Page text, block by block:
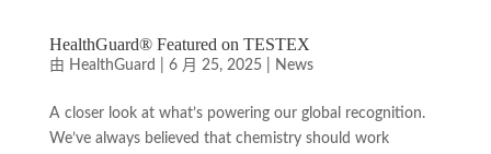
HealthGuard® Featured on TESTEX
由 HealthGuard 6 月 25, 2025| News
A closer look at what’s powering our global recognition.
We’ve always believed that chemistry should work